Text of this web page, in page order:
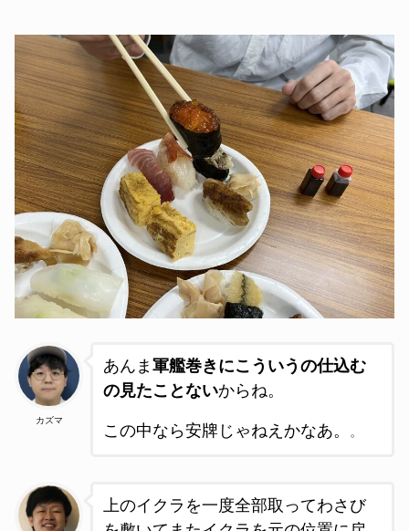
カズマ
あんま 軍艦巻きにこういうの仕込む
の見たことないからね。
この中なら安牌じゃねえかなあ。 。
上のイクラを一度全部取ってわさび